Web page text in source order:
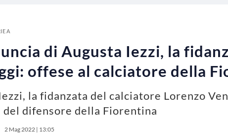
A
di Augusta Iezzi, la
offese al calciatore della
la fidanzata del calciatore Lorenzo
difensore della Fiorentina
2 Mag 2022 | 13:05